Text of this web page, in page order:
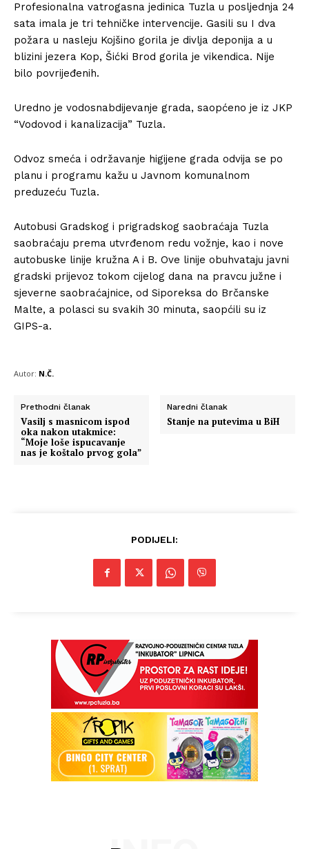
Profesionalna vatrogasna jedinica Tuzla u posljednja 24
sata imala je tri tehničke intervencije. Gasili su I dva
požara u nasleju Kojšino gorila je divlja deponija a u
blizini jezera Kop, Šićki Brod gorila je vikendica. Nije
bilo povrijeđenih.
Uredno je vodosnabdijevanje grada, saopćeno je iz JKP
“Vodovod i kanalizacija” Tuzla.
Odvoz smeća i održavanje higijene grada odvija se po
planu i programu kažu u Javnom komunalnom
preduzeću Tuzla.
Autobusi Gradskog i prigradskog saobraćaja Tuzla
saobraćaju prema utvrđenom redu vožnje, kao i nove
autobuske linije kružna A i B. Ove linije obuhvataju javni
gradski prijevoz tokom cijelog dana na pravcu južne i
sjeverne saobraćajnice, od Siporeksa do Brčanske
Malte, a polasci su svakih 30 minuta, saopćili su iz
GIPS-a.
Autor: N.Č.
Prethodni članak
Vasilj s masnicom ispod
oka nakon utakmice:
“Moje loše ispucavanje
nas je koštalo prvog gola”
Naredni članak
Stanje na putevima u BiH
PODIJELI: